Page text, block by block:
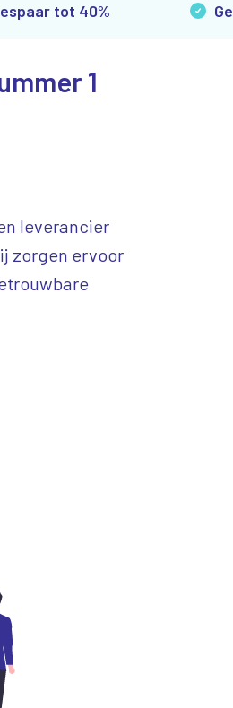
tot 40%
1
leverancier
zorgen ervoor